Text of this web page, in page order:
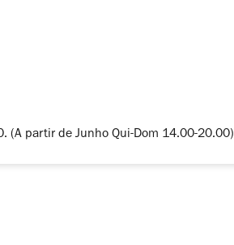
(A partir de Junho Qui-Dom 14.00-20.00)